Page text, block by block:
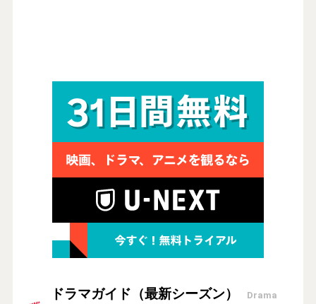
ドラマガイド（最新シーズン） Drama